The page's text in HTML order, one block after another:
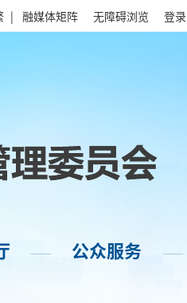
| 融媒体矩阵 无障碍浏览 登录
—— 公众服务 ——